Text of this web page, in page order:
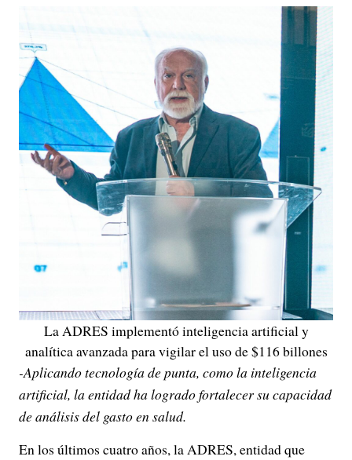
La ADRES implementó inteligencia artificial y
analítica avanzada para vigilar el uso de $116 billones
-Aplicando tecnología de punta, como la inteligencia
artificial, la entidad ha logrado fortalecer su capacidad
de análisis del gasto en salud.
En los últimos cuatro años, la ADRES, entidad que